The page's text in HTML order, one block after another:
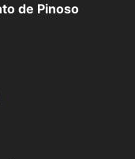
de Pinoso